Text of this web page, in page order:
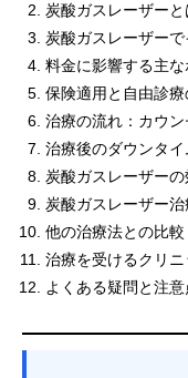
炭酸ガスレーザー
炭酸ガスレーザー
料金に影響する主な
保険適用と自由診
治療の流れ：カウ
治療後のダウンタ
炭酸ガスレーザーの
炭酸ガスレーザー
他の治療法との比較
治療を受けるクリ
よくある疑問と注意